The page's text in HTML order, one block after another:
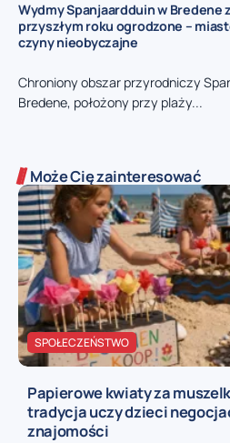
Wydmy Spanjaardduin w Bredene
przyszłym roku ogrodzone –
czyny nieobyczajne
Chroniony obszar przyrodniczy
Bredene, położony przy plaży...
Może Cię zainteresować
SPOŁECZEŃSTWO
Papierowe kwiaty za
tradycja uczy dzieci
znajomości